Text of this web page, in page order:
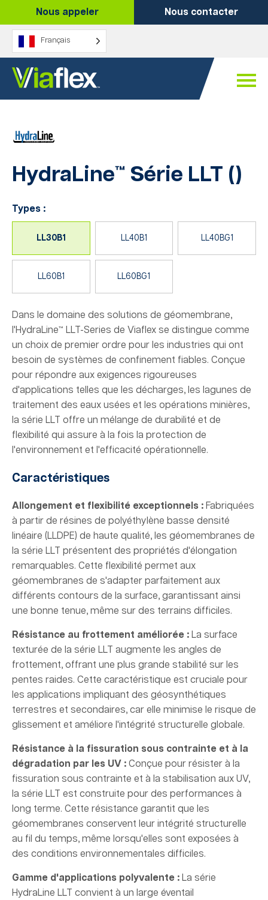
content
Nous appeler Nous contacter
Français
HydraLine™ Série LLT ()
Types :
LL30B1 LL40B1 LL40BG1
LL60B1 LL60BG1
Dans le domaine des solutions de géomembrane,
l'HydraLine™ LLT-Series de Viaflex se distingue comme
un choix de premier ordre pour les industries qui ont
besoin de systèmes de confinement fiables. Conçue
pour répondre aux exigences rigoureuses
d'applications telles que les décharges, les lagunes de
traitement des eaux usées et les opérations minières,
la série LLT offre un mélange de durabilité et de
flexibilité qui assure à la fois la protection de
l'environnement et l'efficacité opérationnelle.
Caractéristiques
Allongement et flexibilité exceptionnels : Fabriquées
à partir de résines de polyéthylène basse densité
linéaire (LLDPE) de haute qualité, les géomembranes de
la série LLT présentent des propriétés d'élongation
remarquables. Cette flexibilité permet aux
géomembranes de s'adapter parfaitement aux
différents contours de la surface, garantissant ainsi
une bonne tenue, même sur des terrains difficiles.
Résistance au frottement améliorée : La surface
texturée de la série LLT augmente les angles de
frottement, offrant une plus grande stabilité sur les
pentes raides. Cette caractéristique est cruciale pour
les applications impliquant des géosynthétiques
terrestres et secondaires, car elle minimise le risque de
glissement et améliore l'intégrité structurelle globale.
Résistance à la fissuration sous contrainte et à la
dégradation par les UV : Conçue pour résister à la
fissuration sous contrainte et à la stabilisation aux UV,
la série LLT est construite pour des performances à
long terme. Cette résistance garantit que les
géomembranes conservent leur intégrité structurelle
au fil du temps, même lorsqu'elles sont exposées à
des conditions environnementales difficiles.
Gamme d'applications polyvalente : La série
HydraLine LLT convient à un large éventail